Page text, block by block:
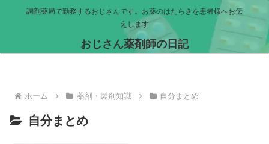
調剤薬局で勤務するおじさんです。お薬のはたらきを患者様へお伝
えします
おじさん薬剤師の日記
ホーム 薬剤・製剤知識 自分まとめ
自分まとめ